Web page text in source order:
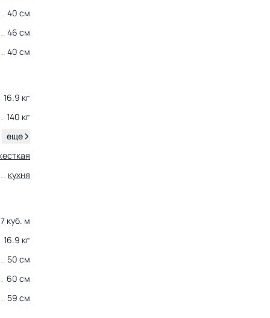
40 см
46 см
40 см
16.9 кг
140 кг
еще
кухня
куб. м
16.9 кг
50 см
60 см
59 см